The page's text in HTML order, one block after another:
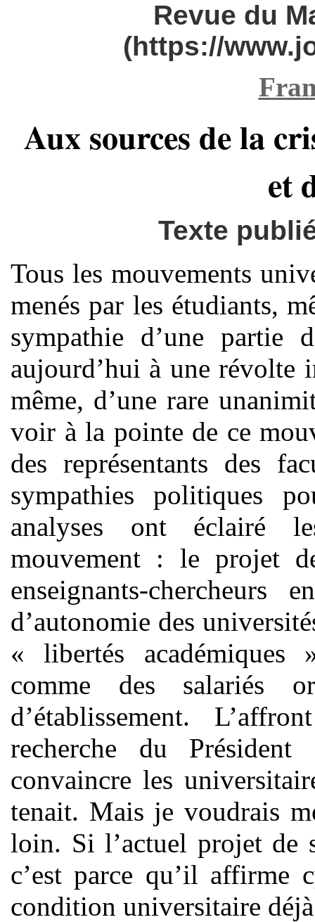
Revue du
(https://
Aux sources de la
et
Texte
Tous les mouvements
menés par les étudiants,
sympathie d’une partie
aujourd’hui à une révolte
même, d’une rare
voir à la pointe de ce
des représentants des
sympathies politiques
analyses ont éclairé
mouvement : le projet
enseignants-
d’autonomie des
« libertés
comme des salariés
d’établissement.
recherche du
convaincre les
tenait. Mais je voudrais
loin. Si l’actuel projet de
c’est parce qu’il affirme
condition universitaire